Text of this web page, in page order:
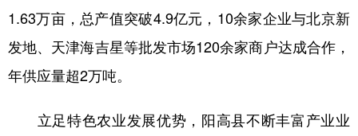
1.63万亩，总产值突破4.9亿元，10余家企业与北京新
发地、天津海吉星等批发市场120余家商户达成合作，
年供应量超2万吨。
立足特色农业发展优势，阳高县不断丰富产业业